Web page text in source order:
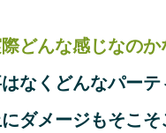
どんな感じなのか
なくどんなパー
ダメージもそこそ